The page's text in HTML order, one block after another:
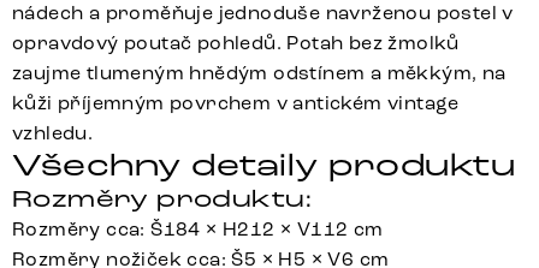
nádech a proměňuje jednoduše navrženou postel v
opravdový poutač pohledů. Potah bez žmolků
zaujme tlumeným hnědým odstínem a měkkým, na
kůži příjemným povrchem v antickém vintage
vzhledu.
Všechny detaily produktu
Rozměry produktu:
Rozměry cca: Š184 × H212 × V112 cm
Rozměry nožiček cca: Š5 × H5 × V6 cm